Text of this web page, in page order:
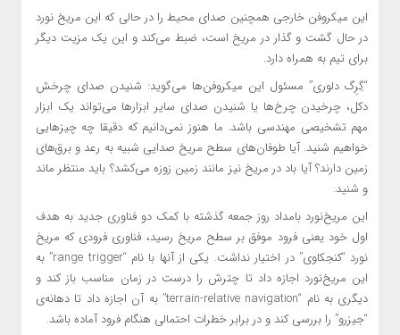
این میکروفن خارجی همچنین صدای محیط را در حالی که این مریخ نورد
در حال گشت و گذار در مریخ است، ضبط می‌کند و این یک مزیت دیگر
برای تیم به همراه دارد.
“گِرِگ دلوری” مسئول این میکروفن‌ها می‌گوید: شنیدن صدای چرخش
دکل، چرخیدن چرخ‌ها یا شنیدن صدای سایر ابزارها می‌تواند یک ابزار
مهم تشخیصی مهندسی باشد. ما هنوز نمی‌دانیم که دقیقا چه چیزهایی
خواهیم شنید. آیا طوفان‌های سطح مریخ صدایی شبیه به رعد و برق‌های
زمین دارند؟ آیا باد در مریخ نیز مانند زمین زوزه می‌کشد؟ باید منتظر ماند
و شنید.
این مریخ‌نورد بامداد روز جمعه گذشته با کمک دو فناوری جدید به هدف
اول خود یعنی فرود موفق بر سطح مریخ رسید، فناوری‌ فرودی که مریخ
نورد “کنجکاوی” در اختیار نداشت. یکی از آنها با نام “range trigger” به
این مریخ‌نورد اجازه داد تا چترش را درست در زمان مناسب باز کند و
دیگری به نام “terrain-relative navigation” به آن اجازه داد تا دهانه‌ی
“جیزرو” را بررسی کند و در برابر خطرات احتمالی هنگام فرود آماده باشد.